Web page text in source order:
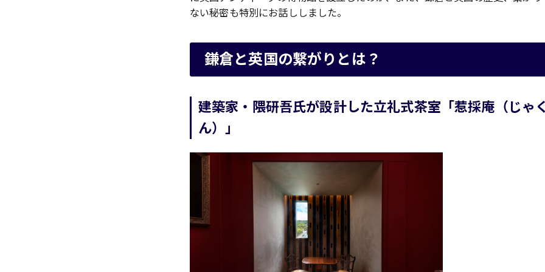
ない秘密も特別にお話ししました。
鎌倉と英国の繋がりとは？
建築家・隈研吾氏が設計した立礼式茶室「惹採庵（じゃ
ん）」